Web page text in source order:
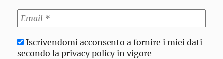
Iscrivendomi acconsento a fornire i miei dati
secondo la privacy policy in vigore